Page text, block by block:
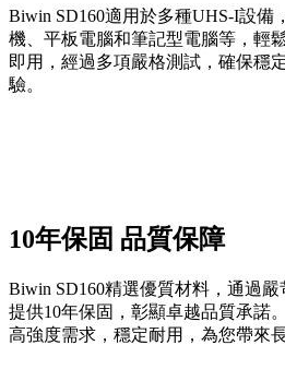
Biwin SD160適用於多種UHS-I設備
機、平板電腦和筆記型電腦等，輕
即用，經過多項嚴格測試，確保穩
驗。
10年保固 品質保障
Biwin SD160精選優質材料，通過嚴
提供10年保固，彰顯卓越品質承諾
高強度需求，穩定耐用，為您帶來